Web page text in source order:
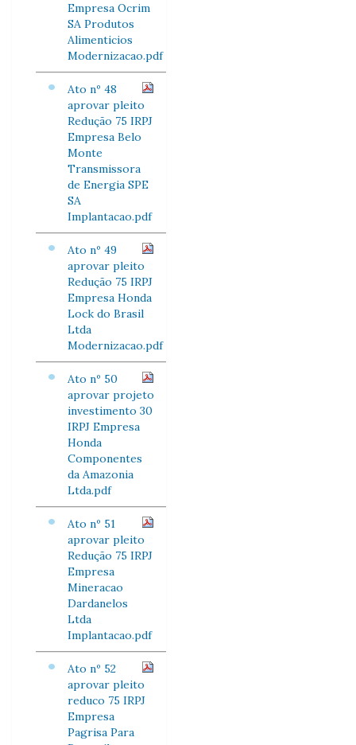
Empresa Ocrim
SA Produtos
Alimenticios
Modernizacao.pdf
Ato nº 48
aprovar pleito
Redução 75 IRPJ
Empresa Belo
Monte
Transmissora
de Energia SPE
SA
Implantacao.pdf
Ato nº 49
aprovar pleito
Redução 75 IRPJ
Empresa Honda
Lock do Brasil
Ltda
Modernizacao.pdf
Ato nº 50
aprovar projeto
investimento 30
IRPJ Empresa
Honda
Componentes
da Amazonia
Ltda.pdf
Ato nº 51
aprovar pleito
Redução 75 IRPJ
Empresa
Mineracao
Dardanelos
Ltda
Implantacao.pdf
Ato nº 52
aprovar pleito
reduco 75 IRPJ
Empresa
Pagrisa Para